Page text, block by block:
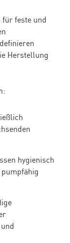
feste und
Herstellung
hygienisch